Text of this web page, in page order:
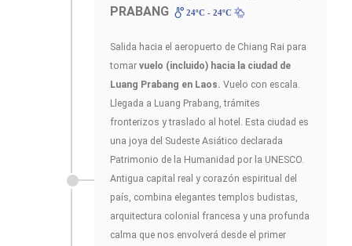
PRABANG
24ºC - 24ºC
Salida hacia el aeropuerto de Chiang Rai para
tomar vuelo (incluido) hacia la ciudad de
Luang Prabang en Laos. Vuelo con escala.
Llegada a Luang Prabang, trámites
fronterizos y traslado al hotel. Esta ciudad es
una joya del Sudeste Asiático declarada
Patrimonio de la Humanidad por la UNESCO.
Antigua capital real y corazón espiritual del
país, combina elegantes templos budistas,
arquitectura colonial francesa y una profunda
calma que nos envolverá desde el primer